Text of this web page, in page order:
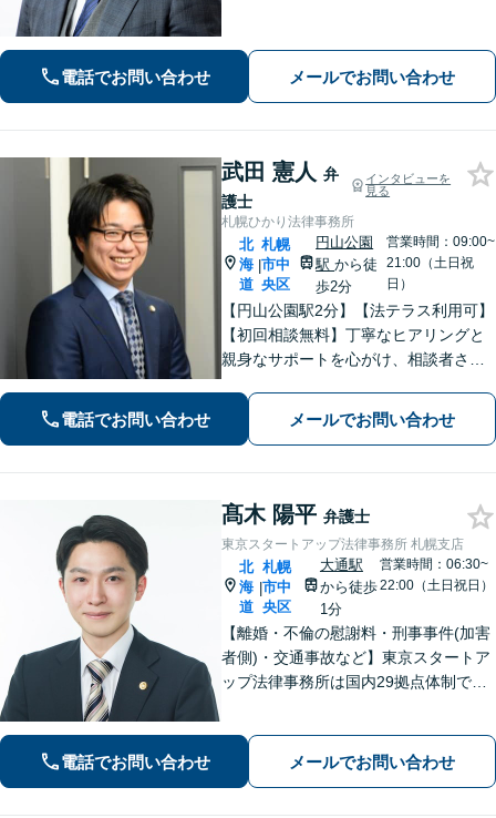
て、法的にサポートいたします。【西1
1丁目駅徒歩5分】
電話でお問い合わせ メールでお問い合わせ
武田 憲人 弁
護士
インタビューを
見る
札幌ひかり法律事務所
北
海
道
|
札幌
市中
央区
円山公園
駅から徒
歩2分
営業時間：09:00~
21:00（土日祝
日）
【円山公園駅2分】【法テラス利用可】
【初回相談無料】丁寧なヒアリングと
親身なサポートを心がけ、相談者さま
す。離婚や労働、相続など幅広い分野
に対応しておりますので、ぜひご相談
電話でお問い合わせ メールでお問い合わせ
髙木 陽平 弁護士
東京スタートアップ法律事務所 札幌支店
北
海
道
|
札幌
市中
央区
大通駅
から徒歩
1分
営業時間：06:30~
22:00（土日祝日）
【離婚・不倫の慰謝料・刑事事件(加害
者側)・交通事故など】東京スタートア
ップ法律事務所は国内29拠点体制で全
専門性の高い弁護士が寄り添い解決を
サポートします。
電話でお問い合わせ メールでお問い合わせ